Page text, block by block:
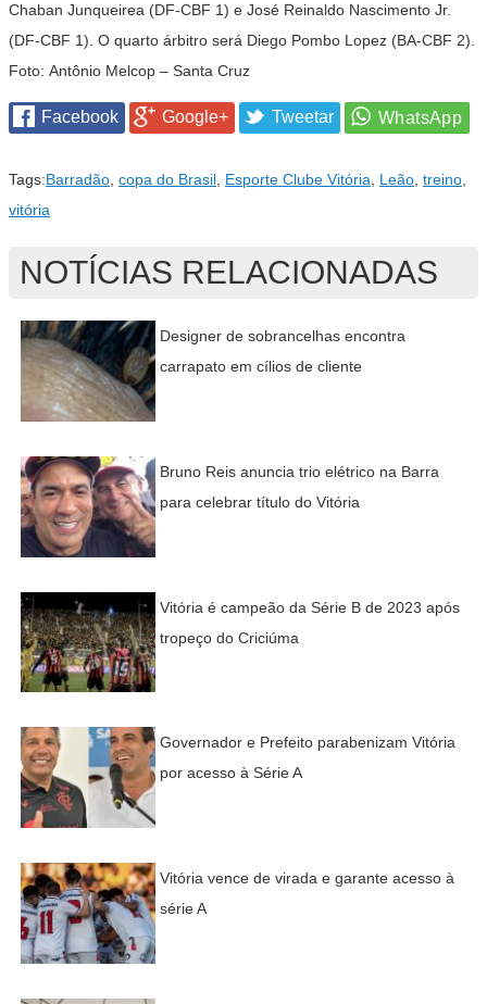
Chaban Junqueirea (DF-CBF 1) e José Reinaldo Nascimento Jr.
(DF-CBF 1). O quarto árbitro será Diego Pombo Lopez (BA-CBF 2).
Foto: Antônio Melcop – Santa Cruz
Facebook Google+ Tweetar
Tags:Barradão, copa do Brasil, Esporte Clube Vitória, Leão, treino,
vitória
NOTÍCIAS RELACIONADAS
Designer de sobrancelhas encontra
carrapato em cílios de cliente
Bruno Reis anuncia trio elétrico na Barra
para celebrar título do Vitória
Vitória é campeão da Série B de 2023 após
tropeço do Criciúma
Governador e Prefeito parabenizam Vitória
por acesso à Série A
Vitória vence de virada e garante acesso à
série A